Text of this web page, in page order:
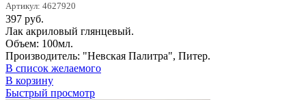
Артикул: 4627920
397 руб.
Лак акриловый глянцевый.
Объем: 100мл.
Производитель: "Невская Палитра", Питер.
В список желаемого
В корзину
Быстрый просмотр